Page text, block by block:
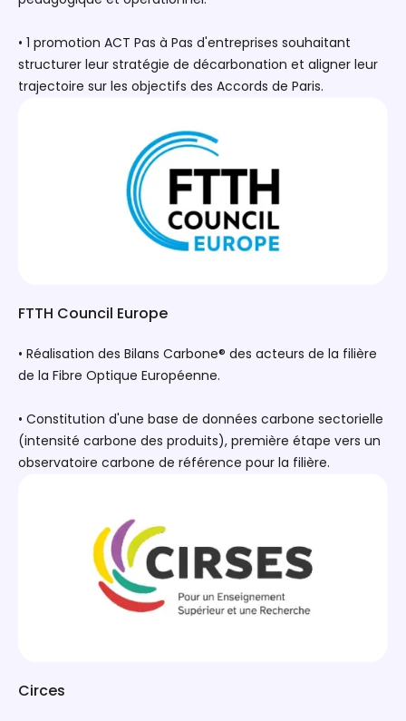
• 1 promotion ACT Pas à Pas d'entreprises souhaitant
structurer leur stratégie de décarbonation et aligner leur
trajectoire sur les objectifs des Accords de Paris.
FTTH Council Europe
• Réalisation des Bilans Carbone® des acteurs de la filière
de la Fibre Optique Européenne.
• Constitution d'une base de données carbone sectorielle
(intensité carbone des produits), première étape vers un
observatoire carbone de référence pour la filière.
Circes